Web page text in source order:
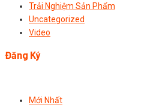
Trải Nghiệm Sản Phẩm
Uncategorized
Video
Đăng Ký
Mới Nhất